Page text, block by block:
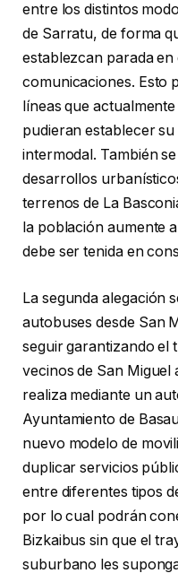
entre los distintos
de Sarratu, de forma
establezcan parada
comunicaciones. Esto
líneas que
pudieran establecer
intermodal. También
desarrollos
terrenos de La
la población aumente
debe ser tenida en
La segunda alegación
autobuses desde San
seguir garantizando el
vecinos de San Miguel
realiza mediante un
Ayuntamiento de
nuevo modelo de
duplicar servicios
entre diferentes tipos
por lo cual podrán
Bizkaibus sin que el
suburbano les